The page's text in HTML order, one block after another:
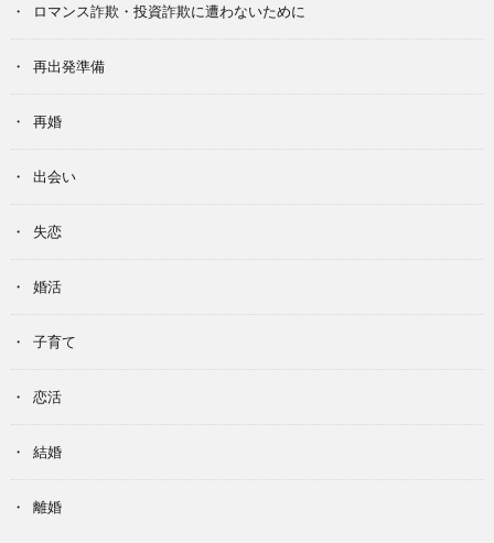
ロマンス詐欺・投資詐欺に遭わないために
再出発準備
再婚
出会い
失恋
婚活
子育て
恋活
結婚
離婚